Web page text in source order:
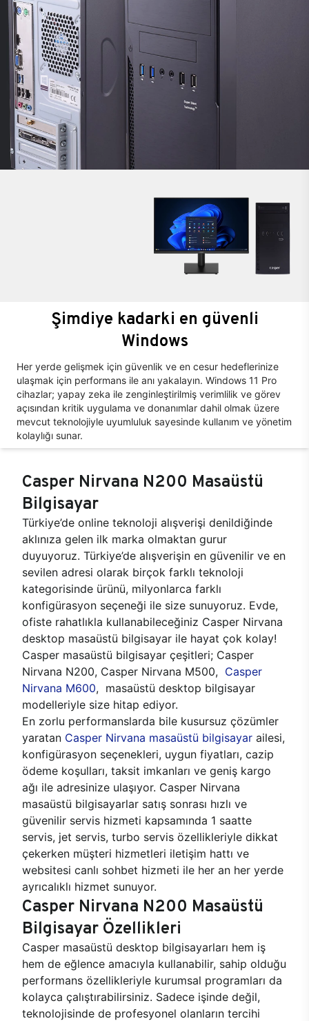
Şimdiye kadarki en güvenli
Windows
Her yerde gelişmek için güvenlik ve en cesur hedeflerinize
ulaşmak için performans ile anı yakalayın. Windows 11 Pro
cihazlar; yapay zeka ile zenginleştirilmiş verimlilik ve görev
açısından kritik uygulama ve donanımlar dahil olmak üzere
mevcut teknolojiyle uyumluluk sayesinde kullanım ve yönetim
kolaylığı sunar.
Casper Nirvana N200 Masaüstü
Bilgisayar
Türkiye’de online teknoloji alışverişi denildiğinde
aklınıza gelen ilk marka olmaktan gurur
duyuyoruz. Türkiye’de alışverişin en güvenilir ve en
sevilen adresi olarak birçok farklı teknoloji
kategorisinde ürünü, milyonlarca farklı
konfigürasyon seçeneği ile size sunuyoruz. Evde,
ofiste rahatlıkla kullanabileceğiniz Casper Nirvana
desktop masaüstü bilgisayar ile hayat çok kolay!
Casper masaüstü bilgisayar çeşitleri; Casper
Nirvana N200, Casper Nirvana M500, Casper
Nirvana M600, masaüstü desktop bilgisayar
modelleriyle size hitap ediyor.
En zorlu performanslarda bile kusursuz çözümler
yaratan Casper Nirvana masaüstü bilgisayar ailesi,
konfigürasyon seçenekleri, uygun fiyatları, cazip
ödeme koşulları, taksit imkanları ve geniş kargo
ağı ile adresinize ulaşıyor. Casper Nirvana
masaüstü bilgisayarlar satış sonrası hızlı ve
güvenilir servis hizmeti kapsamında 1 saatte
servis, jet servis, turbo servis özellikleriyle dikkat
çekerken müşteri hizmetleri iletişim hattı ve
websitesi canlı sohbet hizmeti ile her an her yerde
ayrıcalıklı hizmet sunuyor.
Casper Nirvana N200 Masaüstü
Bilgisayar Özellikleri
Casper masaüstü desktop bilgisayarları hem iş
hem de eğlence amacıyla kullanabilir, sahip olduğu
performans özellikleriyle kurumsal programları da
kolayca çalıştırabilirsiniz. Sadece işinde değil,
teknolojisinde de profesyonel olanların tercihi